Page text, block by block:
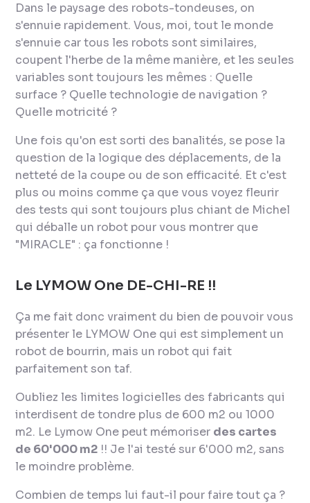
Dans le paysage des robots-tondeuses, on
s'ennuie rapidement. Vous, moi, tout le monde
s'ennuie car tous les robots sont similaires,
coupent l'herbe de la même manière, et les seules
variables sont toujours les mêmes : Quelle
surface ? Quelle technologie de navigation ?
Quelle motricité ?
Une fois qu'on est sorti des banalités, se pose la
question de la logique des déplacements, de la
netteté de la coupe ou de son efficacité. Et c'est
plus ou moins comme ça que vous voyez fleurir
des tests qui sont toujours plus chiant de Michel
qui déballe un robot pour vous montrer que
"MIRACLE" : ça fonctionne !
Le LYMOW One DE-CHI-RE !!
Ça me fait donc vraiment du bien de pouvoir vous
présenter le LYMOW One qui est simplement un
robot de bourrin, mais un robot qui fait
parfaitement son taf.
Oubliez les limites logicielles des fabricants qui
interdisent de tondre plus de 600 m2 ou 1000
m2. Le Lymow One peut mémoriser des cartes
de 60'000 m2 !! Je l'ai testé sur 6'000 m2, sans
le moindre problème.
Combien de temps lui faut-il pour faire tout ça ?